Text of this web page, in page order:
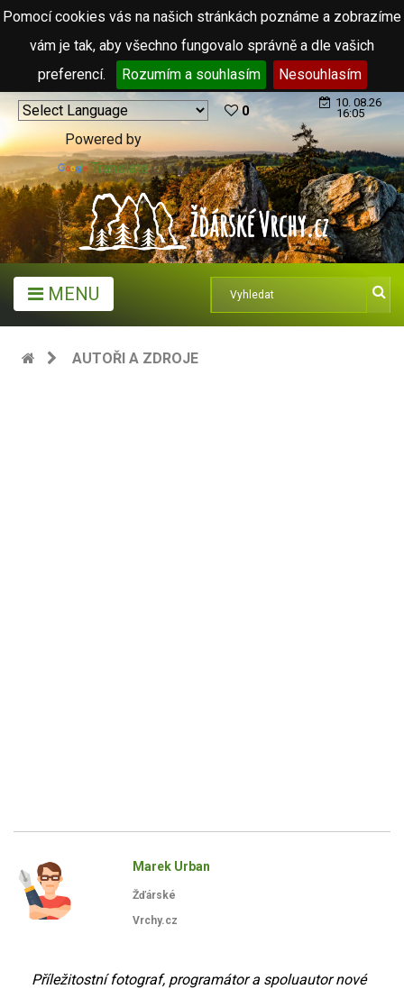
Pomocí cookies vás na našich stránkách poznáme a zobrazíme
vám je tak, aby všechno fungovalo správně a dle vašich
preferencí.
Rozumím a souhlasím Nesouhlasím
Powered by
Translate
0
10. 08.26
16:05
MENU
AUTOŘI A ZDROJE
Marek Urban
Žďárské
Vrchy.cz
Příležitostní fotograf, programátor a spoluautor nové